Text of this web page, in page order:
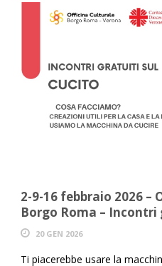
2-9-16 febbraio 2026 –
Borgo Roma –
20 GEN 2026
Ti piacerebbe usare la